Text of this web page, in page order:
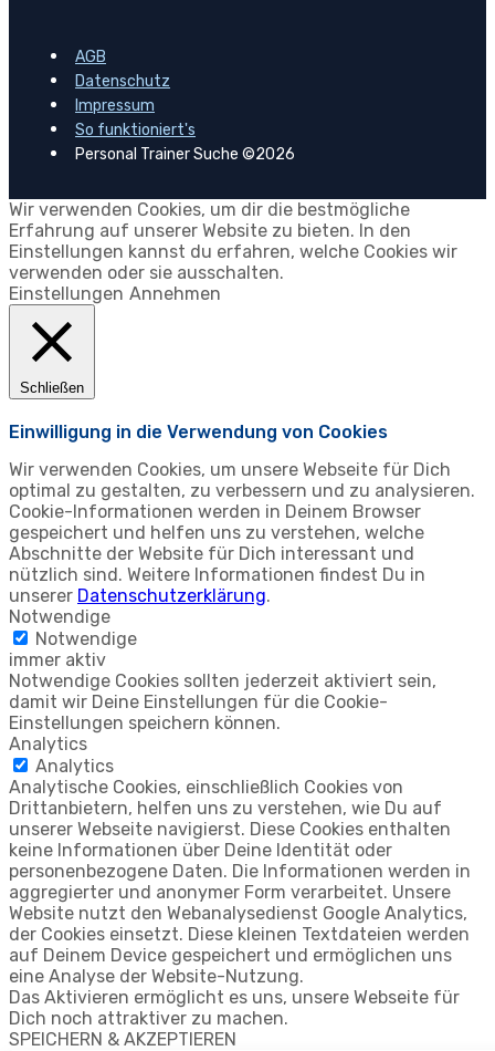
AGB
Datenschutz
Impressum
So funktioniert's
Personal Trainer Suche ©2026
Wir verwenden Cookies, um dir die bestmögliche
Erfahrung auf unserer Website zu bieten. In den
Einstellungen kannst du erfahren, welche Cookies wir
verwenden oder sie ausschalten.
Einstellungen Annehmen
Schließen
Einwilligung in die Verwendung von Cookies
Wir verwenden Cookies, um unsere Webseite für Dich
optimal zu gestalten, zu verbessern und zu analysieren.
Cookie-Informationen werden in Deinem Browser
gespeichert und helfen uns zu verstehen, welche
Abschnitte der Website für Dich interessant und
nützlich sind. Weitere Informationen findest Du in
unserer Datenschutzerklärung.
Notwendige
Notwendige
immer aktiv
Notwendige Cookies sollten jederzeit aktiviert sein,
damit wir Deine Einstellungen für die Cookie-
Einstellungen speichern können.
Analytics
Analytics
Analytische Cookies, einschließlich Cookies von
Drittanbietern, helfen uns zu verstehen, wie Du auf
unserer Webseite navigierst. Diese Cookies enthalten
keine Informationen über Deine Identität oder
personenbezogene Daten. Die Informationen werden in
aggregierter und anonymer Form verarbeitet. Unsere
Website nutzt den Webanalysedienst Google Analytics,
der Cookies einsetzt. Diese kleinen Textdateien werden
auf Deinem Device gespeichert und ermöglichen uns
eine Analyse der Website-Nutzung.
Das Aktivieren ermöglicht es uns, unsere Webseite für
Dich noch attraktiver zu machen.
SPEICHERN & AKZEPTIEREN